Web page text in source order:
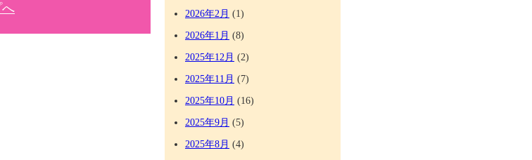
2026年2月 (1)
2026年1月 (8)
2025年12月 (2)
2025年11月 (7)
2025年10月 (16)
2025年9月 (5)
2025年8月 (4)